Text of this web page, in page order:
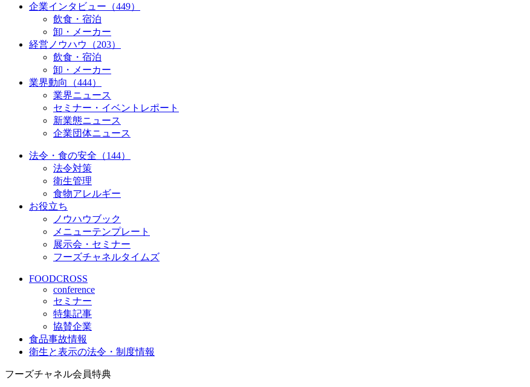
企業インタビュー（449）
飲食・宿泊
卸・メーカー
経営ノウハウ（203）
飲食・宿泊
卸・メーカー
業界動向（444）
業界ニュース
セミナー・イベントレポート
新業態ニュース
企業団体ニュース
法令・食の安全（144）
法令対策
衛生管理
食物アレルギー
お役立ち
ノウハウブック
メニューテンプレート
展示会・セミナー
フーズチャネルタイムズ
FOODCROSS
conference
セミナー
特集記事
協賛企業
食品事故情報
衛生と表示の法令・制度情報
フーズチャネル会員特典